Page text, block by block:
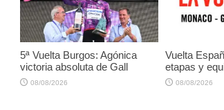
5ª Vuelta Burgos: Agónica
victoria absoluta de Gall
08/08/2026
Vuelta
etapas y
08/08/2026